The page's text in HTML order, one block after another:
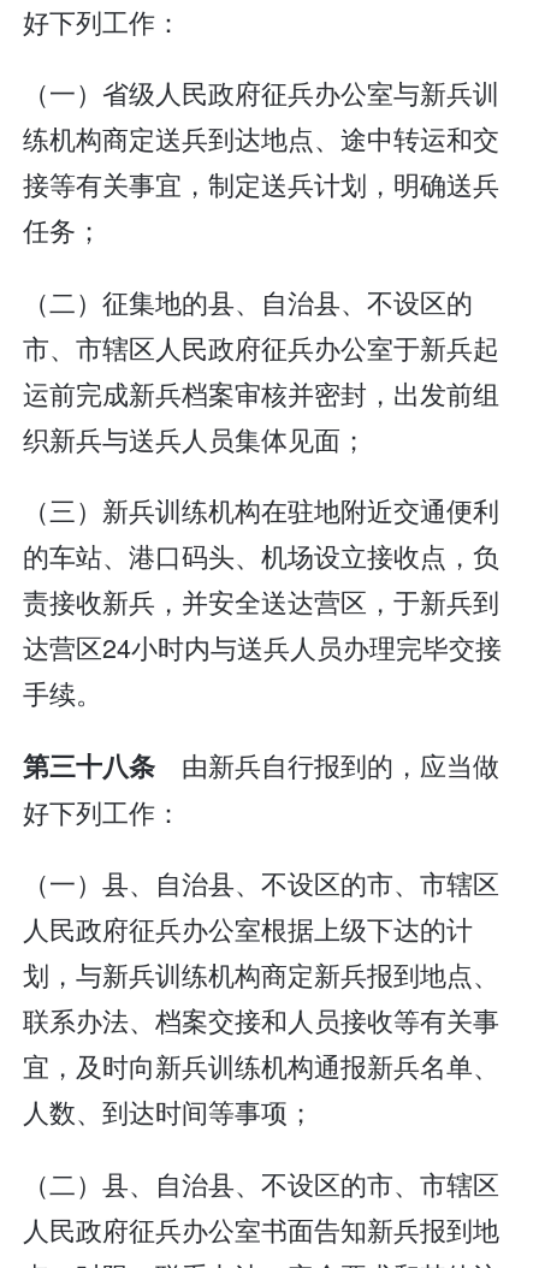
好下列工作：
（一）省级人民政府征兵办公室与新兵训
练机构商定送兵到达地点、途中转运和交
接等有关事宜，制定送兵计划，明确送兵
任务；
（二）征集地的县、自治县、不设区的
市、市辖区人民政府征兵办公室于新兵起
运前完成新兵档案审核并密封，出发前组
织新兵与送兵人员集体见面；
（三）新兵训练机构在驻地附近交通便利
的车站、港口码头、机场设立接收点，负
责接收新兵，并安全送达营区，于新兵到
达营区24小时内与送兵人员办理完毕交接
手续。
第三十八条 由新兵自行报到的，应当做
好下列工作：
（一）县、自治县、不设区的市、市辖区
人民政府征兵办公室根据上级下达的计
划，与新兵训练机构商定新兵报到地点、
联系办法、档案交接和人员接收等有关事
宜，及时向新兵训练机构通报新兵名单、
人数、到达时间等事项；
（二）县、自治县、不设区的市、市辖区
人民政府征兵办公室书面告知新兵报到地